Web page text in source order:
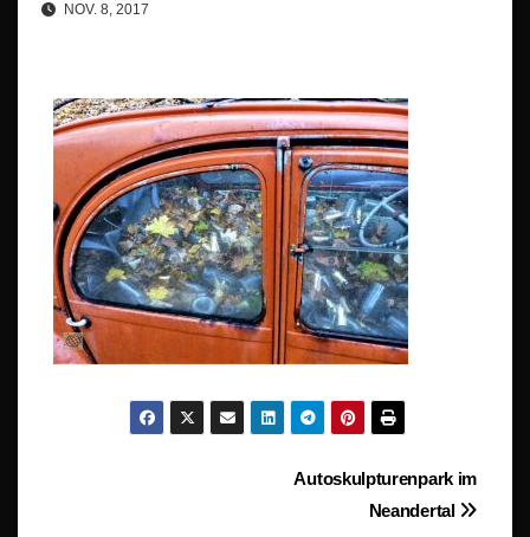
NOV. 8, 2017
Beitragsnavigation
Autoskulpturenpark im
Neandertal